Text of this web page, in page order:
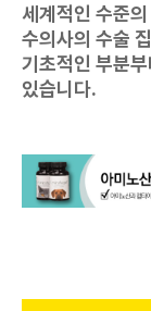
세계적인 수준
수의사의 수술
기초적인 부분
있습니다.